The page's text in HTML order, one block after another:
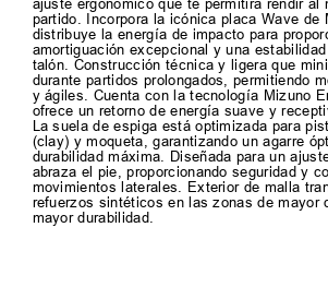
partido. Incorpora la icónica placa Wave de
distribuye la energía de impacto para
amortiguación excepcional y una
talón. Construcción técnica y ligera que
durante partidos prolongados, permitiendo
y ágiles. Cuenta con la tecnología Mizuno
ofrece un retorno de energía suave y
La suela de espiga está optimizada para
(clay) y moqueta, garantizando un agarre
durabilidad máxima. Diseñada para un
abraza el pie, proporcionando seguridad y
movimientos laterales. Exterior de malla
refuerzos sintéticos en las zonas de mayor
mayor durabilidad.